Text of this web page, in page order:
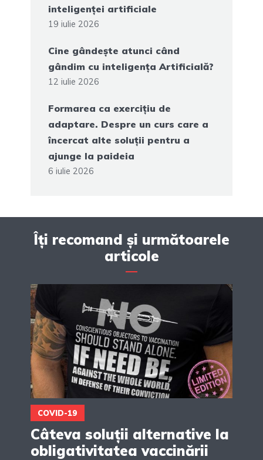
inteligenței artificiale
19 iulie 2026
Cine gândește atunci când
gândim cu inteligența Artificială?
12 iulie 2026
Formarea ca exercițiu de
adaptare. Despre un curs care a
încercat alte soluții pentru a
ajunge la paideia
6 iulie 2026
Îți recomand și următoarele
articole
COVID-19
Câteva soluții alternative la
obligativitatea vaccinării